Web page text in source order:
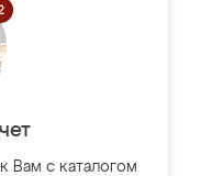
Вам с каталогом